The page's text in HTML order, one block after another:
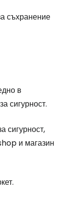
съхранение
в
сигурност.
сигурност,
и магазин